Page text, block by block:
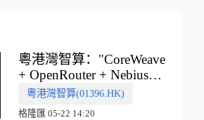
粵港灣智算："CoreWeave
+ OpenRouter + Nebius"
多向融合的中國智算新範
式
粵港灣智算(01396.HK)
格隆匯 05-22 14:20